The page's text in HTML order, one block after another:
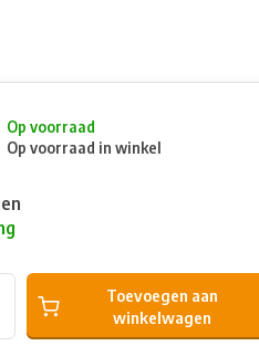
Op voorraad
Op voorraad in winkel
Toevoegen aan
winkelwagen